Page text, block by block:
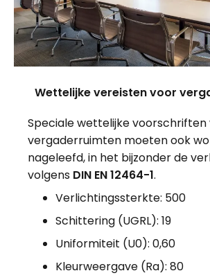
Wettelijke vereisten voor
Speciale wettelijke voorschriften
vergaderruimten moeten ook
nageleefd, in het bijzonder de
volgens DIN EN 12464-1.
Verlichtingssterkte: 500
Schittering (UGRL): 19
Uniformiteit (U0): 0,60
Kleurweergave (Ra): 80